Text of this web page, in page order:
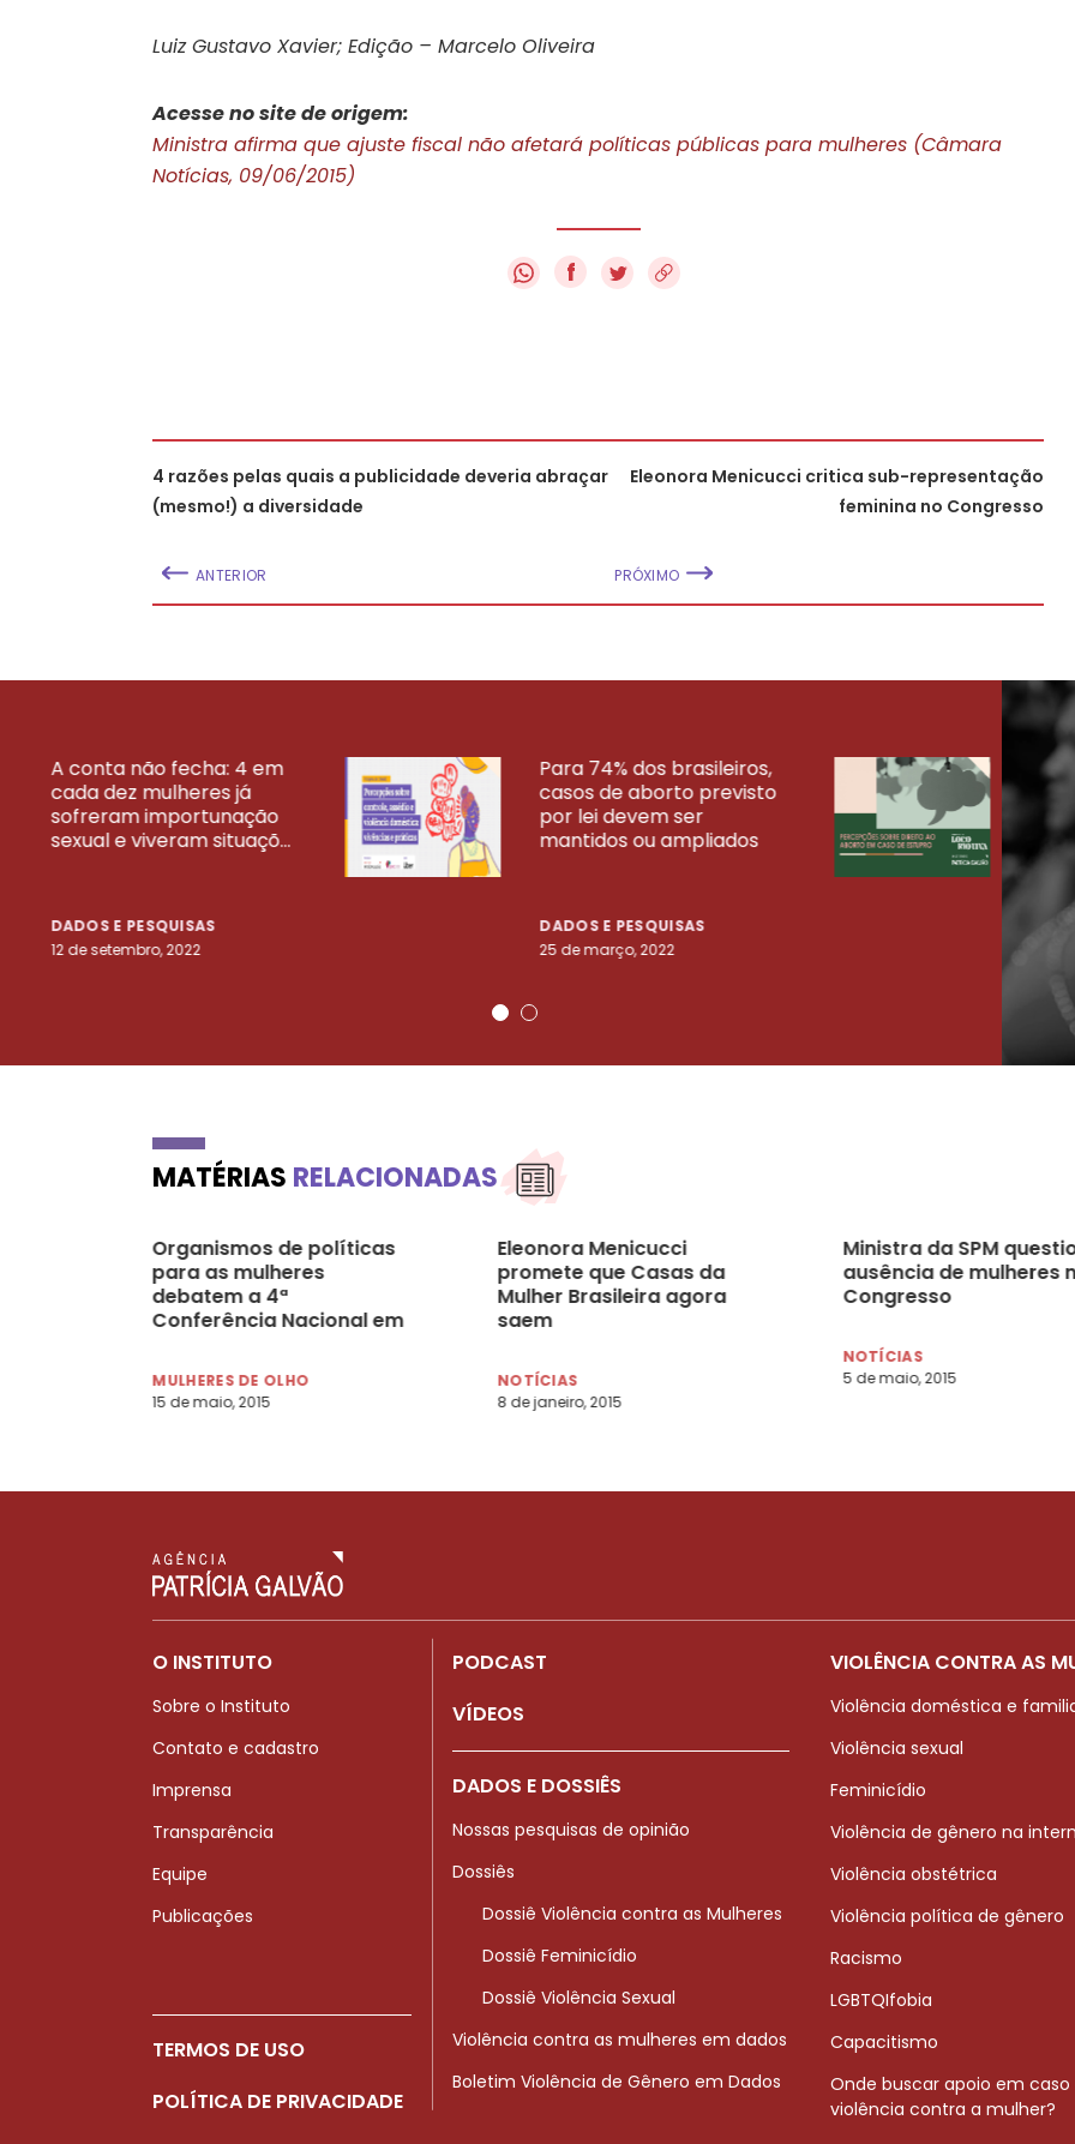
Luiz Gustavo Xavier; Edição – Marcelo Oliveira
Acesse no site de origem:
Ministra afirma que ajuste fiscal não afetará políticas públicas para mulheres (Câmara
Notícias, 09/06/2015)
f
4 razões pelas quais a publicidade deveria abraçar
(mesmo!) a diversidade
ANTERIOR
Eleonora Menicucci critica sub-representação
feminina no Congresso
PRÓXIMO
A conta não fecha: 4 em
cada dez mulheres já
sofreram importunação
sexual e viveram situaçõ...
DADOS E PESQUISAS
12 de setembro, 2022
Para 74% dos brasileiros,
casos de aborto previsto
por lei devem ser
mantidos ou ampliados
DADOS E PESQUISAS
25 de março, 2022
23
VEJA MAIS PESQUISAS
MATÉRIAS RELACIONADAS
Organismos de políticas
para as mulheres
debatem a 4ª
Conferência Nacional em
MULHERES DE OLHO
15 de maio, 2015
Eleonora Menicucci
promete que Casas da
Mulher Brasileira agora
saem
NOTÍCIAS
8 de janeiro, 2015
Ministra da SPM
ausência de mulheres
Congresso
NOTÍCIAS
5 de maio, 2015
O INSTITUTO
Sobre o Instituto
Contato e cadastro
Imprensa
Transparência
Equipe
Publicações
TERMOS DE USO
POLÍTICA DE PRIVACIDADE
PODCAST
VÍDEOS
DADOS E DOSSIÊS
Nossas pesquisas de opinião
Dossiês
Dossiê Violência contra as Mulheres
Dossiê Feminicídio
Dossiê Violência Sexual
Violência contra as mulheres em dados
Boletim Violência de Gênero em Dados
VIOLÊNCIA CONTRA AS
Violência doméstica e
Violência sexual
Feminicídio
Violência de gênero na
Violência obstétrica
Violência política de gênero
Racismo
LGBTQIfobia
Capacitismo
Onde buscar apoio em caso
violência contra a mulher?